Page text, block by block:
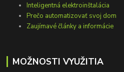
Inteligentná elektroinštalácia
Prečo automatizovať svoj dom
Zaujímavé články a informácie
MOŽNOSTI VYUŽITIA